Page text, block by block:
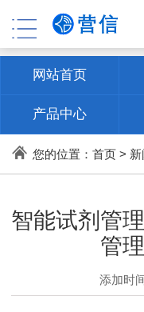
网站首页
产品中心
联系方式
您的位置： 首页>
智能试剂管
管
添加时